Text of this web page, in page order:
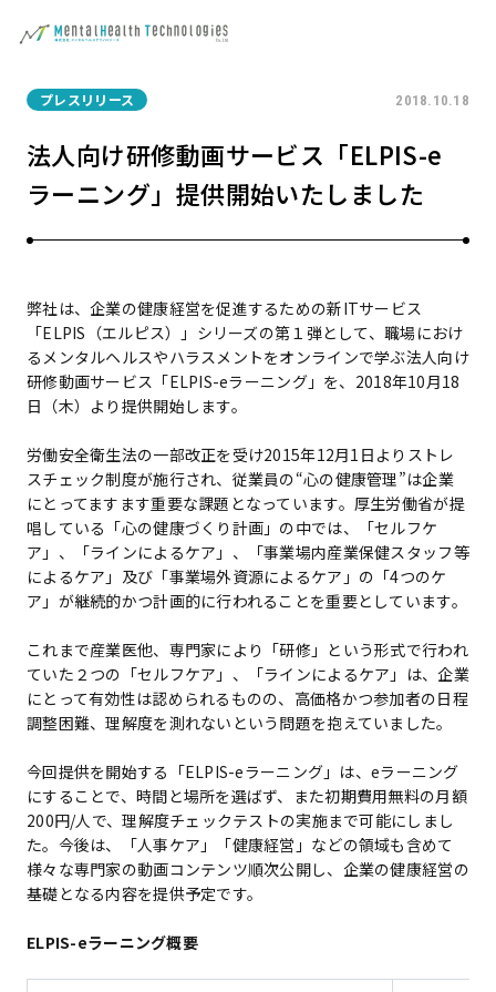
プレスリリース 2018.10.18
法人向け研修動画サービス「ELPIS-e
ラーニング」提供開始いたしました
弊社は、企業の健康経営を促進するための新ITサービス
「ELPIS（エルピス）」シリーズの第１弾として、職場におけ
るメンタルヘルスやハラスメントをオンラインで学ぶ法人向け
研修動画サービス「ELPIS-eラーニング」を、2018年10月18
日（木）より提供開始します。
労働安全衛生法の一部改正を受け2015年12月1日よりストレ
スチェック制度が施行され、従業員の“心の健康管理”は企業
にとってますます重要な課題となっています。厚生労働省が提
唱している「心の健康づくり計画」の中では、「セルフケ
ア」、「ラインによるケア」、「事業場内産業保健スタッフ等
によるケア」及び「事業場外資源によるケア」の「4つのケ
ア」が継続的かつ計画的に行われることを重要としています。
これまで産業医他、専門家により「研修」という形式で行われ
ていた２つの「セルフケア」、「ラインによるケア」は、企業
にとって有効性は認められるものの、高価格かつ参加者の日程
調整困難、理解度を測れないという問題を抱えていました。
今回提供を開始する「ELPIS-eラーニング」は、eラーニング
にすることで、時間と場所を選ばず、また初期費用無料の月額
200円/人で、理解度チェックテストの実施まで可能にしまし
た。今後は、「人事ケア」「健康経営」などの領域も含めて
様々な専門家の動画コンテンツ順次公開し、企業の健康経営の
基礎となる内容を提供予定です。
ELPIS-eラーニング概要